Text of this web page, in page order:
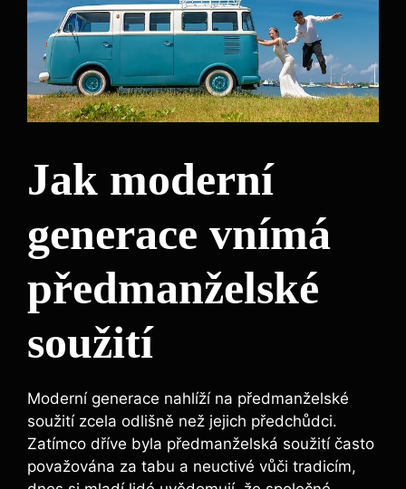
Jak moderní
generace vnímá
předmanželské
soužití
Moderní generace nahlíží na předmanželské
soužití zcela odlišně než jejich předchůdci.
Zatímco dříve byla předmanželská soužití často
považována za tabu a neuctivé vůči tradicím,